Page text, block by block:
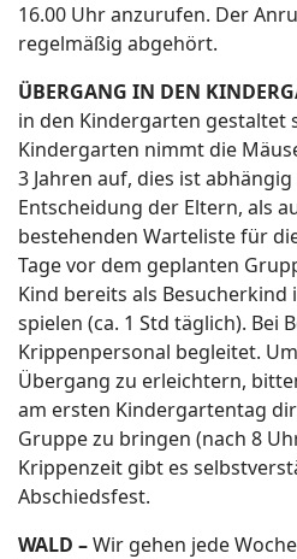
16.00 Uhr anzurufen. Der
regelmäßig abgehört.
ÜBERGANG IN DEN
in den Kindergarten gestaltet
Kindergarten nimmt die
3 Jahren auf, dies ist
Entscheidung der Eltern, als
bestehenden Warteliste für
Tage vor dem geplanten
Kind bereits als
spielen (ca. 1 Std täglich). Bei
Krippenpersonal begleitet.
Übergang zu erleichtern,
am ersten Kindergartentag
Gruppe zu bringen (nach 8
Krippenzeit gibt es
Abschiedsfest.
WALD –Wir gehen jede